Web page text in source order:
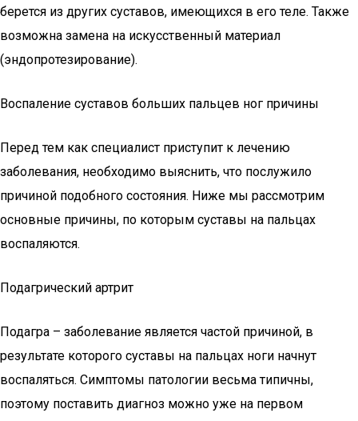
берется из других суставов, имеющихся в его теле. Также
возможна замена на искусственный материал
(эндопротезирование).
Воспаление суставов больших пальцев ног причины
Перед тем как специалист приступит к лечению
заболевания, необходимо выяснить, что послужило
причиной подобного состояния. Ниже мы рассмотрим
основные причины, по которым суставы на пальцах
воспаляются.
Подагрический артрит
Подагра – заболевание является частой причиной, в
результате которого суставы на пальцах ноги начнут
воспаляться. Симптомы патологии весьма типичны,
поэтому поставить диагноз можно уже на первом